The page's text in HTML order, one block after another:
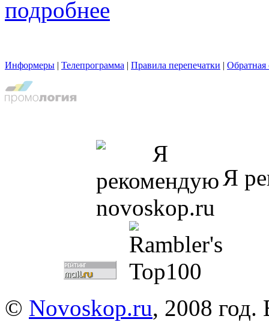
подробнее
Информеры | Телепрограмма | Правила перепечатки | Обратная
Я
© Novoskop.ru, 2008